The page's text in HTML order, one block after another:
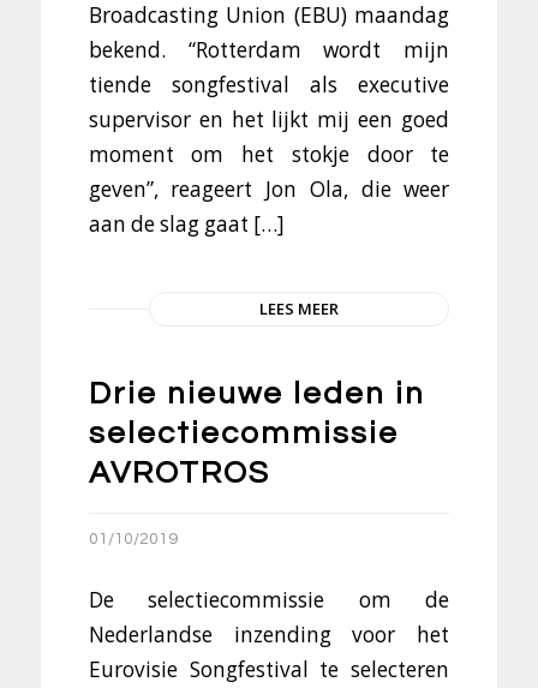
Broadcasting Union (EBU) maandag
bekend. “Rotterdam wordt mijn
tiende songfestival als executive
supervisor en het lijkt mij een goed
moment om het stokje door te
geven”, reageert Jon Ola, die weer
aan de slag gaat […]
LEES MEER
Drie nieuwe leden in
selectiecommissie
AVROTROS
01/10/2019
De selectiecommissie om de
Nederlandse inzending voor het
Eurovisie Songfestival te selecteren